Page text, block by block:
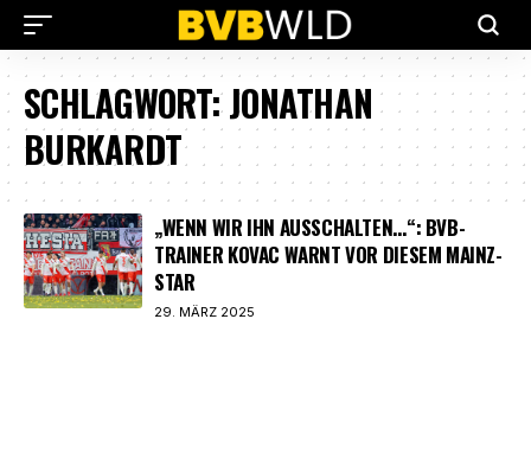
SCHLAGWORT:JONATHAN
BURKARDT
„WENN WIR IHN AUSSCHALTEN…“: BVB-
TRAINER KOVAC WARNT VOR DIESEM MAINZ-
STAR
29. MÄRZ 2025